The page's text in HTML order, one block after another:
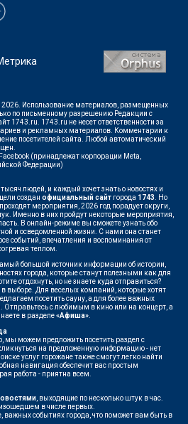
Использование материалов, размещенных
по письменному разрешению Редакции с
1743.ru. 1743.ru не несет ответственности за
и рекламных материалов. Комментарии к
посетителей сайта. Любой автоматический
(принадлежат корпорации Meta,
Федерации)
людей, и каждый хочет знать о новостях и
создан официальный сайт города 1743 . Но
мероприятия, 2026 год порадует округи,
Именно в них пройдут некоторые мероприятия,
В онлайн-режиме вы сможете узнать обо
и осведомленной жизни. С нами она станет
событий, впечатления и воспоминания от
теплом.
большой источник информации об истории,
города, которые станут полезными как для
отдохнуть, но не знаете куда отправиться?
выборе. Для веселых компаний, которые хотят
посетить сауну, а для более важных
Отправьтесь с любимым в кино или на концерт, а
в разделе«Афиша»
мы можем предложить посетить раздел с
на предложенную информацию - нет
услуг горожане также смогут легко найти
навигация обеспечит вас простым
работа - приятна всем.
, выходящие по несколько штук в час.
в числе первых.
событиях города, что поможет вам быть в